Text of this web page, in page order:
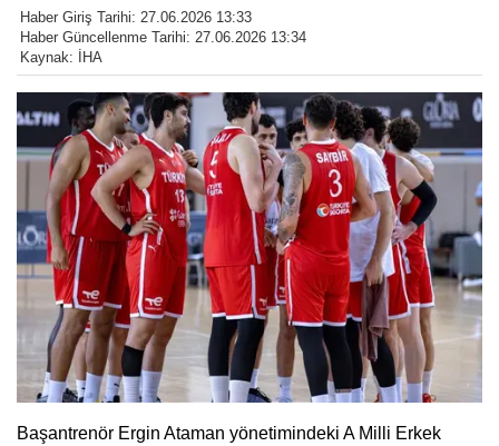
Haber Giriş Tarihi: 27.06.2026 13:33
Haber Güncellenme Tarihi: 27.06.2026 13:34
Kaynak: İHA
Başantrenör Ergin Ataman yönetimindeki A Milli Erkek